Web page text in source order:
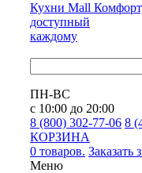
Кухни Mall
доступный
каждому
ПН-ВС
с 10:00 до 20:00
8 (800) 302-77-06 8
КОРЗИНА
0 товаров. Заказать
Меню